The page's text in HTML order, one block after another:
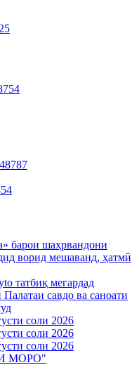
барои шаҳрвандони
ворид мешаванд, ҳатмӣ
татбиқ мегардад
савдо ва саноати
соли 2026
соли 2026
соли 2026
МОРО"